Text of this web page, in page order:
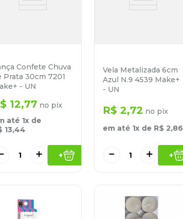
Confete Chuva
Prata 30cm 7201
- UN
12,77 no pix
até 1x de
13,44
＋ +
Vela Metalizada 6cm
Azul N.9 4539 Make+
- UN
R$ 2,72 no pix
em até 1x de R$ 2,86
＋
－ +